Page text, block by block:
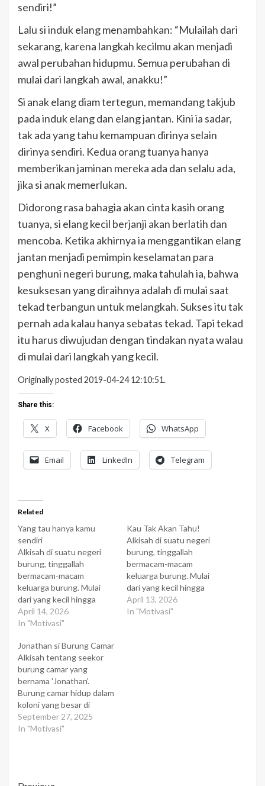
sendiri!”
Lalu si induk elang menambahkan: “Mulailah dari
sekarang, karena langkah kecilmu akan menjadi
awal perubahan hidupmu. Semua perubahan di
mulai dari langkah awal, anakku!”
Si anak elang diam tertegun, memandang takjub
pada induk elang dan elang jantan. Kini ia sadar,
tak ada yang tahu kemampuan dirinya selain
dirinya sendiri. Kedua orang tuanya hanya
memberikan jaminan mereka ada dan selalu ada,
jika si anak memerlukan.
Didorong rasa bahagia akan cinta kasih orang
tuanya, si elang kecil berjanji akan berlatih dan
mencoba. Ketika akhirnya ia menggantikan elang
jantan menjadi pemimpin keselamatan para
penghuni negeri burung, maka tahulah ia, bahwa
kesuksesan yang diraihnya adalah di mulai saat
tekad terbangun untuk melangkah. Sukses itu tak
pernah ada kalau hanya sebatas tekad. Tapi tekad
itu harus diwujudan dengan tindakan nyata walau
di mulai dari langkah yang kecil.
Originally posted 2019-04-24 12:10:51.
Share this:
X Facebook WhatsApp
Email LinkedIn Telegram
Related
Yang tau hanya kamu
sendiri
Alkisah di suatu negeri
burung, tinggallah
bermacam-macam
keluarga burung. Mulai
dari yang kecil hingga
yang besar. Mulai dari
yang bersuara lembut
menggelegar. Mereka
tinggal di suatu pulau nun
jauh di balik bukit
pegunungan. Sebenarnya
selain jenis burung masih
ada hewan lain yang hidup
di sana. Namun sesuai…
April 14, 2026
In "Motivasi"
Kau Tak Akan Tahu!
Alkisah di suatu negeri
burung, tinggallah
bermacam-macam
keluarga burung. Mulai
dari yang kecil hingga
yang besar. Mulai dari
yang bersuara lembut
April 13, 2026
In "Motivasi"
Jonathan si Burung Camar
Alkisah tentang seekor
burung camar yang
bernama 'Jonathan'.
Burung camar hidup dalam
koloni yang besar di
bebatuan karang di
samudra. Dalam
September 27, 2025
In "Motivasi"